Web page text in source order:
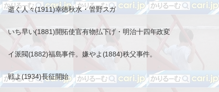
逝く人々(1911)幸徳秋水・管野スガ
いち早い(1881)開拓使官有物払下げ・明治十四年政変
イ派閥(1882)福島事件。嫌やよ(1884)秩父事件。
戦よ(1934)長征開始